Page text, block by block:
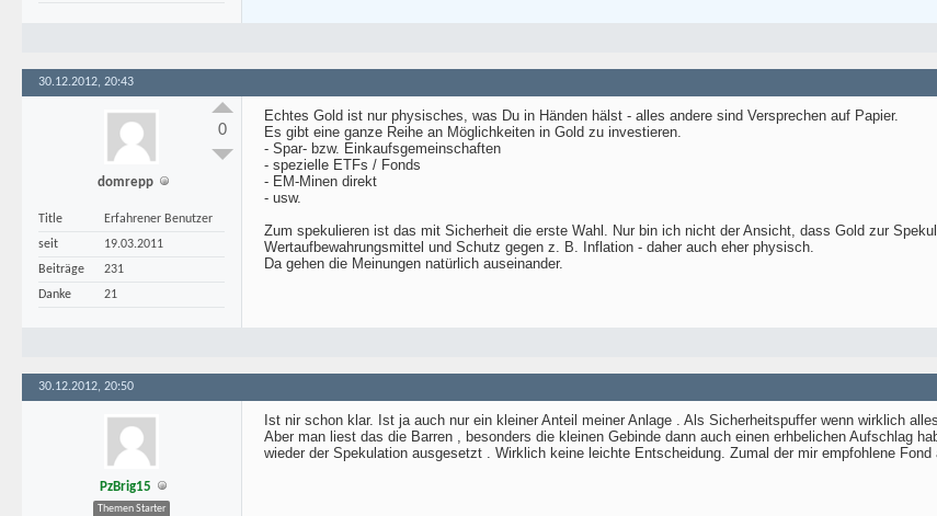
30.12.2012, 20:43
domrepp
Title
Erfahrener Benutzer
seit
19.03.2011
Beiträge
231
Danke
21
0
Echtes Gold ist nur physisches, was Du in Händen hälst - alles andere sind Versprechen auf Papier.
Es gibt eine ganze Reihe an Möglichkeiten in Gold zu investieren.
- Spar- bzw. Einkaufsgemeinschaften
- spezielle ETFs / Fonds
- EM-Minen direkt
- usw.
Zum spekulieren ist das mit Sicherheit die erste Wahl. Nur bin ich nicht der Ansicht, dass Gold zur
Wertaufbewahrungsmittel und Schutz gegen z. B. Inflation - daher auch eher physisch.
Da gehen die Meinungen natürlich auseinander.
30.12.2012, 20:50
PzBrig15
Themen Starter
Ist nir schon klar. Ist ja auch nur ein kleiner Anteil meiner Anlage . Als Sicherheitspuffer wenn wirklich
Aber man liest das die Barren , besonders die kleinen Gebinde dann auch einen erhbelichen Aufschlag
wieder der Spekulation ausgesetzt . Wirklich keine leichte Entscheidung. Zumal der mir empfohlene